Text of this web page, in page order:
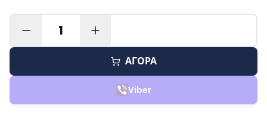
1
ΑΓΟΡΑ
Viber